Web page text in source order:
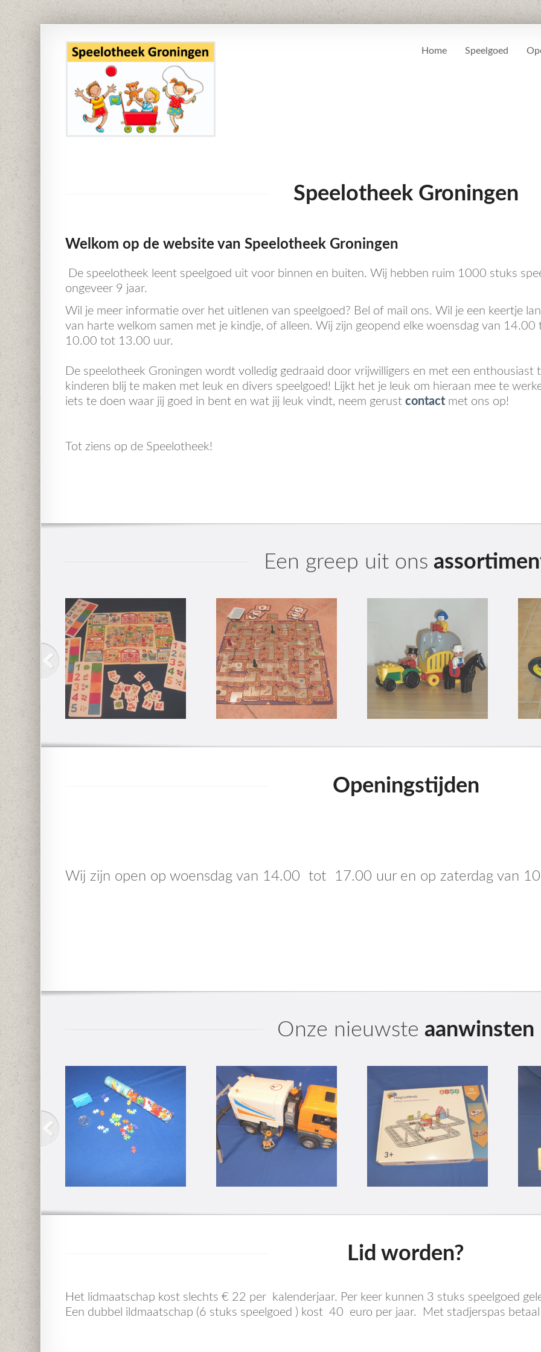
Home Speelgoed
Speelotheek Groningen
Welkom op de website van Speelotheek Groningen
De speelotheek leent speelgoed uit voor binnen en buiten. Wij hebben ruim 1000 stuks
ongeveer 9 jaar.
Wil je meer informatie over het uitlenen van speelgoed? Bel of mail ons. Wil je een keertje
van harte welkom samen met je kindje, of alleen. Wij zijn geopend elke woensdag van
10.00 tot 13.00 uur.
De speelotheek Groningen wordt volledig gedraaid door vrijwilligers en met een enthousiast
kinderen blij te maken met leuk en divers speelgoed! Lijkt het je leuk om hieraan mee te
iets te doen waar jij goed in bent en wat jij leuk vindt, neem gerustcontact met ons op!
Tot ziens op de Speelotheek!
Een greep uit ons
Openingstijden
Wij zijn open op woensdag van 14.00 tot 17.00 uur en op zaterdag van
Onze nieuwste aanwinsten
Lid worden?
Het lidmaatschap kost slechts € 22 per kalenderjaar. Per keer kunnen 3 stuks speelgoed
Een dubbel ildmaatschap (6 stuks speelgoed ) kost 40 euro per jaar. Met stadjerspas